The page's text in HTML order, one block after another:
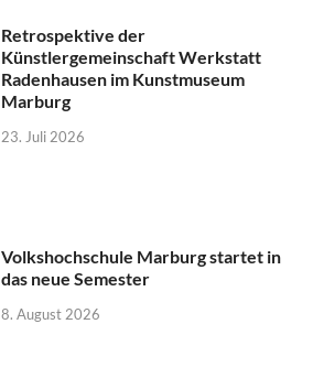
Retrospektive der
Künstlergemeinschaft Werkstatt
Radenhausen im Kunstmuseum
Marburg
23. Juli 2026
Volkshochschule Marburg startet in
das neue Semester
8. August 2026